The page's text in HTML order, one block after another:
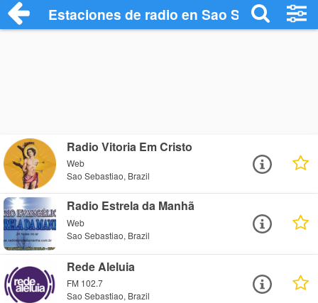
Estaciones de radio en Sao Sebastiao -
Radio Vitoria Em Cristo
Web
Sao Sebastiao, Brazil
Radio Estrela da Manhã
Web
Sao Sebastiao, Brazil
Rede Aleluia
FM 102.7
Sao Sebastiao, Brazil